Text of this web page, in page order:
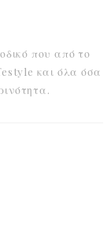
που από το
και όλα όσα